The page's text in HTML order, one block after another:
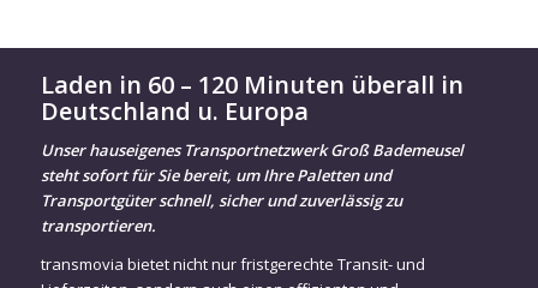
Laden in 60 – 120 Minuten überall in
Deutschland u. Europa
Unser hauseigenes Transportnetzwerk Groß Bademeusel
steht sofort für Sie bereit, um Ihre Paletten und
Transportgüter schnell, sicher und zuverlässig zu
transportieren.
transmovia bietet nicht nur fristgerechte Transit- und